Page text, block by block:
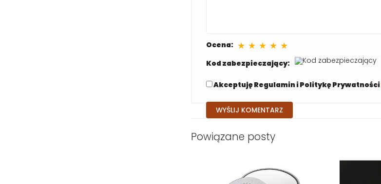
Ocena: ★ ★ ★ ★ ★
Kod zabezpieczający:
Akceptuję Regulamin i Politykę Prywatności
Powiązane posty